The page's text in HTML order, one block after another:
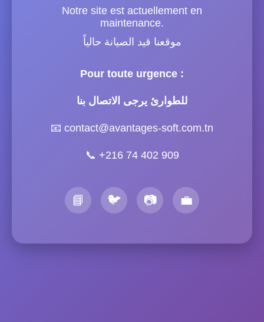
Notre site est actuellement en
maintenance.
موقعنا قيد الصيانة حالياً
Pour toute urgence :
للطوارئ يرجى الاتصال بنا
📧 contact@avantages-soft.com.tn
📞 +216 74 402 909
📘 🐦 📷 💼